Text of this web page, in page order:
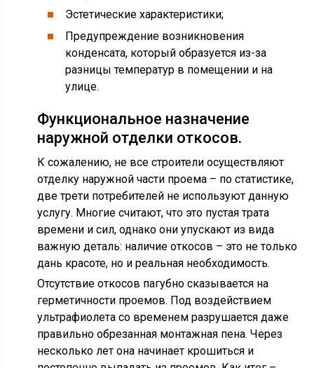
Эстетические характеристики;
Предупреждение возникновения
конденсата, который образуется из-за
разницы температур в помещении и на
улице.
Функциональное назначение
наружной отделки откосов.
К сожалению, не все строители осуществляют
отделку наружной части проема – по статистике,
две трети потребителей не используют данную
услугу. Многие считают, что это пустая трата
времени и сил, однако они упускают из вида
важную деталь: наличие откосов – это не только
дань красоте, но и реальная необходимость.
Отсутствие откосов пагубно сказывается на
герметичности проемов. Под воздействием
ультрафиолета со временем разрушается даже
правильно обрезанная монтажная пена. Через
несколько лет она начинает крошиться и